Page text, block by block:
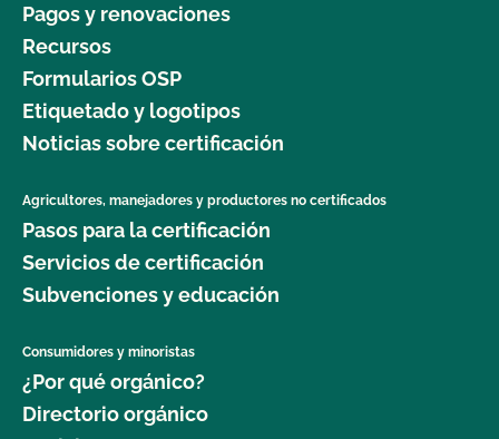
Pagos y renovaciones
Recursos
Formularios OSP
Etiquetado y logotipos
Noticias sobre certificación
Agricultores, manejadores y productores no certificados
Pasos para la certificación
Servicios de certificación
Subvenciones y educación
Consumidores y minoristas
¿Por qué orgánico?
Directorio orgánico